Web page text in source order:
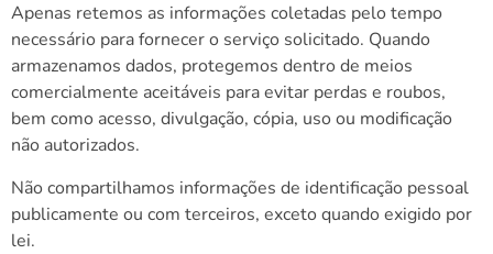
Apenas retemos as informações coletadas pelo tempo
necessário para fornecer o serviço solicitado. Quando
armazenamos dados, protegemos dentro de meios
comercialmente aceitáveis ​​para evitar perdas e roubos,
bem como acesso, divulgação, cópia, uso ou modificação
não autorizados.
Não compartilhamos informações de identificação pessoal
publicamente ou com terceiros, exceto quando exigido por
lei.